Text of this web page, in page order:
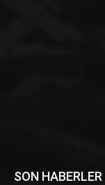
SON HABERLER